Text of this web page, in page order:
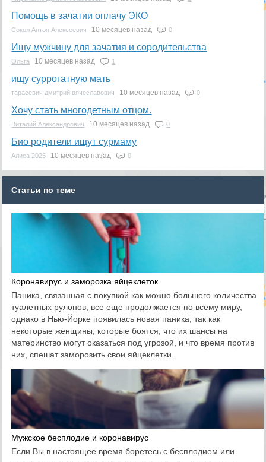
Помощь в зачатии оплачу ЭКО
Сокол Антон Алексеевич 10 месяцев назад 0
Ищу мужчину для зачатия и сородительства
Ольга 10 месяцев назад 1
ищу суррогатную мать
тарасевич дмитрий вячеславович 10 месяцев назад 0
Хочу стать многодетным отцом.
Виталий Александрович 10 месяцев назад 0
Био родители ищут сурмаму
Алиса 2025 10 месяцев назад 0
Статьи по теме
Коронавирус и заморозка яйцеклеток
Паника, связанная с покупкой как можно большего количества
туалетных рулонов, все еще продолжается по всему миру,
однако в Нью-Йорке появилась новая паника, так как
некоторые женщины, которые боятся, что их шансы на
материнство могут оказаться под угрозой, и что время против
них, спешат заморозить свои яйцеклетки.
Мужское бесплодие и коронавирус
Если Вы в настоящее время боретесь с бесплодием или